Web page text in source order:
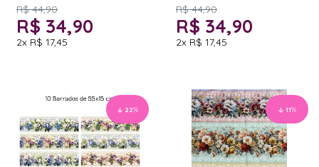
R$ 44,90
R$ 34,90
2x R$ 17,45
R$ 44,90
R$ 34,90
2x R$ 17,45
22% 11%